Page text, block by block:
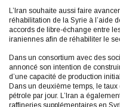
L’Iran souhaite aussi faire
réhabilitation de la Syrie à l’aide
accords de libre-échange entre
iraniennes afin de réhabiliter le
Dans un consortium avec des
annoncé son intention de
d’une capacité de production
Dans un deuxième temps, le
pétrole par jour. L’Iran a